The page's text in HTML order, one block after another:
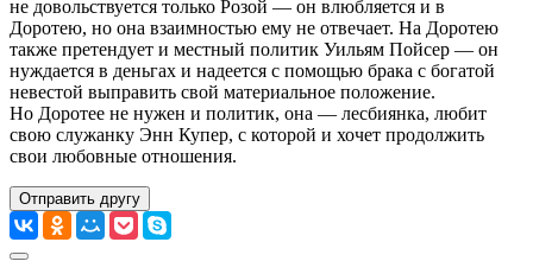
не довольствуется только Розой — он влюбляется и в
Доротею, но она взаимностью ему не отвечает. На Доротею
также претендует и местный политик Уильям Пойсер — он
нуждается в деньгах и надеется с помощью брака с богатой
невестой выправить свой материальное положение.
Но Доротее не нужен и политик, она — лесбиянка, любит
свою служанку Энн Купер, с которой и хочет продолжить
свои любовные отношения.
Отправить другу